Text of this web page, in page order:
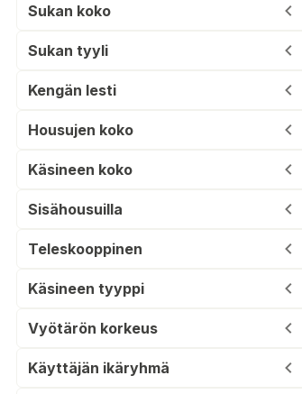
Sukan koko
Sukan tyyli
Kengän lesti
Housujen koko
Käsineen koko
Sisähousuilla
Teleskooppinen
Käsineen tyyppi
Vyötärön korkeus
Käyttäjän ikäryhmä